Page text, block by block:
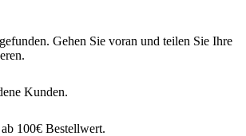
Gehen Sie voran und teilen Sie Ihre
Kunden.
100€ Bestellwert.